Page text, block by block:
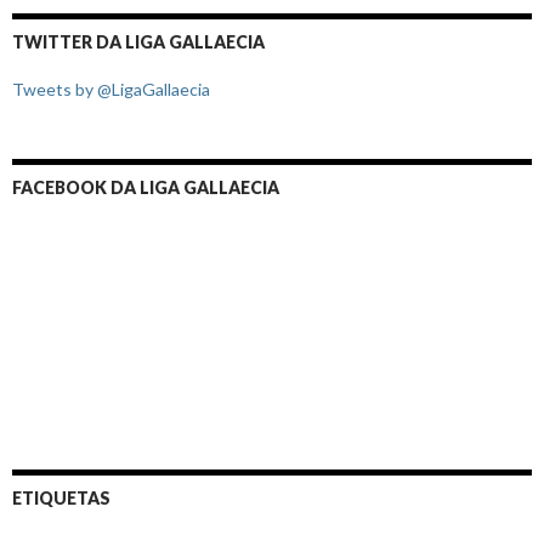
TWITTER DA LIGA GALLAECIA
Tweets by @LigaGallaecia
FACEBOOK DA LIGA GALLAECIA
ETIQUETAS